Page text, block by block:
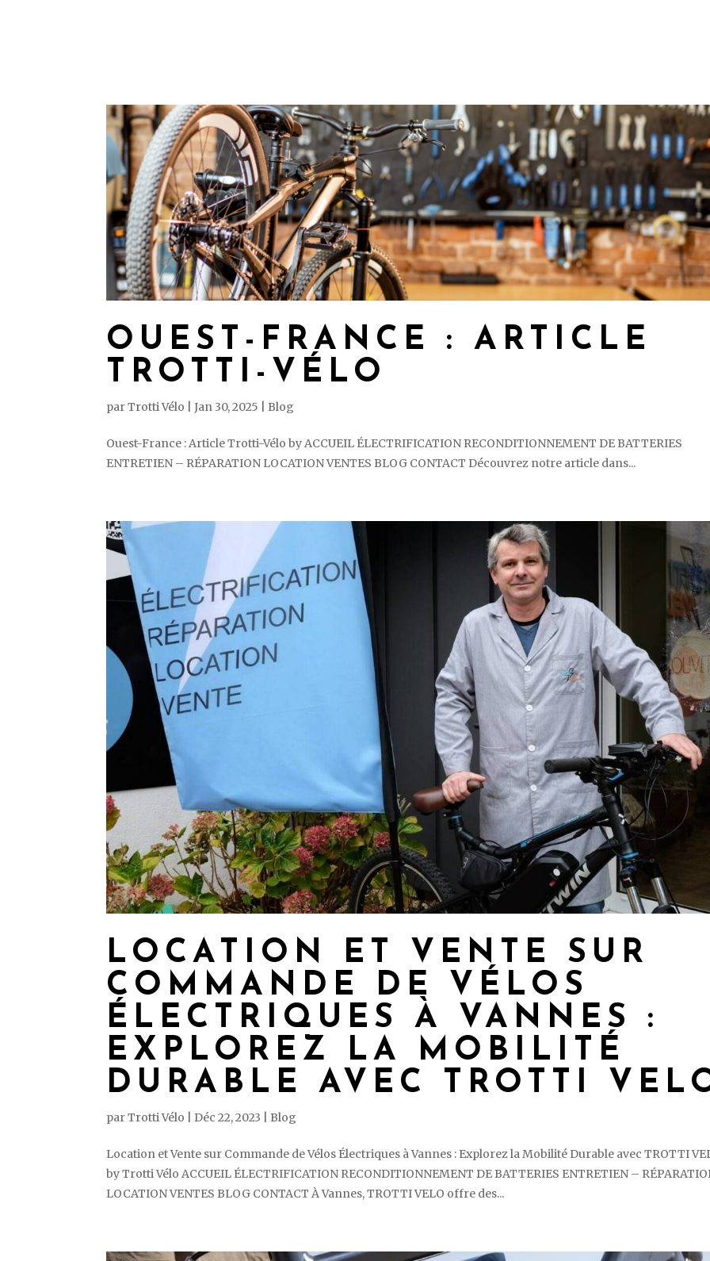
OUEST-FRANCE : ARTICLE
TROTTI-VÉLO
parTrotti Vélo |Jan 30, 2025 Blog
Ouest-France : Article Trotti-Vélo by ACCUEIL ÉLECTRIFICATION RECONDITIONNEMENT DE BATTERIES
ENTRETIEN – RÉPARATION LOCATION VENTES BLOG CONTACT Découvrez notre article dans...
LOCATION ET VENTE SUR
COMMANDE DE VÉLOS
ÉLECTRIQUES À VANNES :
EXPLOREZ LA MOBILITÉ
DURABLE AVEC TROTTI
parTrotti Vélo Déc 22, 2023 Blog
Location et Vente sur Commande de Vélos Électriques à Vannes : Explorez la Mobilité Durable avec TROTTI
by Trotti Vélo ACCUEIL ÉLECTRIFICATION RECONDITIONNEMENT DE BATTERIES ENTRETIEN –
LOCATION VENTES BLOG CONTACT À Vannes, TROTTI VELO offre des...